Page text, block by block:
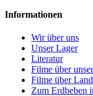
Informationen
Wir über uns
Unser Lager
Literatur
Filme über
Filme über
Zum Erdbeben